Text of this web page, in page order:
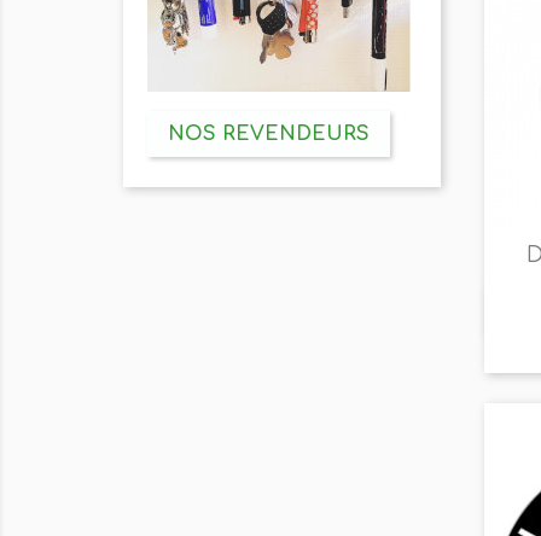
NOS REVENDEURS